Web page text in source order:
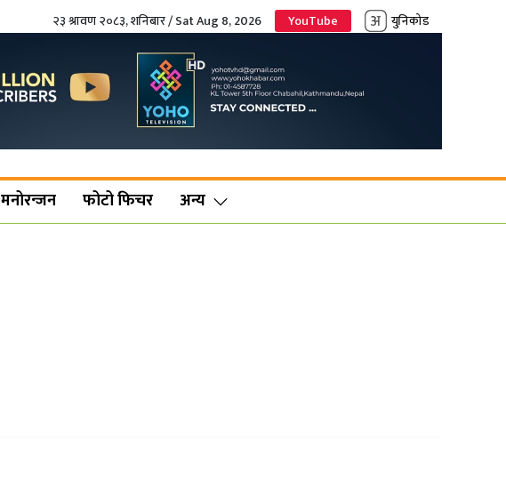
२३ श्रावण २०८३, शनिबार / Sat Aug 8, 2026 YouTube युनिकोड
मनोरन्जन फोटो फिचर अन्य